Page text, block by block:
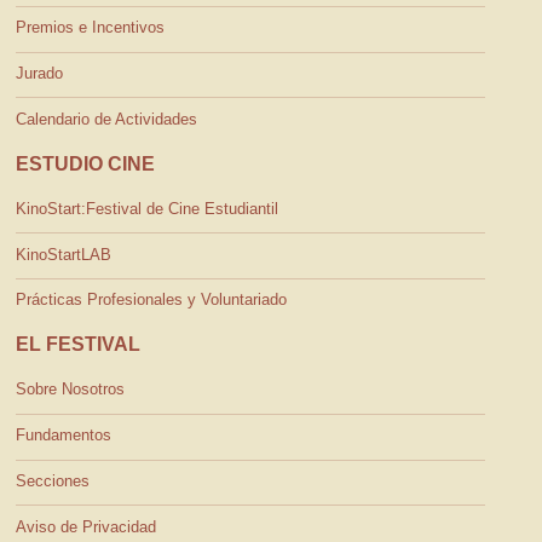
Premios e Incentivos
Jurado
Calendario de Actividades
ESTUDIO CINE
KinoStart:Festival de Cine Estudiantil
KinoStartLAB
Prácticas Profesionales y Voluntariado
EL FESTIVAL
Sobre Nosotros
Fundamentos
Secciones
Aviso de Privacidad